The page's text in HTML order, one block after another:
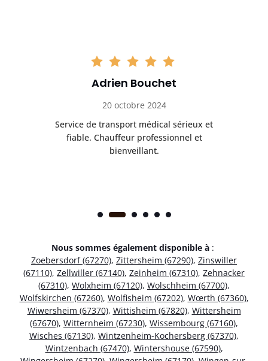
Adrien Bouchet
20 octobre 2024
Service de transport médical sérieux et
fiable. Chauffeur professionnel et
bienveillant.
Nous sommes également disponible à :
Zoebersdorf (67270), Zittersheim (67290), Zinswiller
(67110), Zellwiller (67140), Zeinheim (67310), Zehnacker
(67310), Wolxheim (67120), Wolschheim (67700),
Wolfskirchen (67260), Wolfisheim (67202), Wœrth (67360),
Wiwersheim (67370), Wittisheim (67820), Wittersheim
(67670), Witternheim (67230), Wissembourg (67160),
Wisches (67130), Wintzenheim-Kochersberg (67370),
Wintzenbach (67470), Wintershouse (67590),